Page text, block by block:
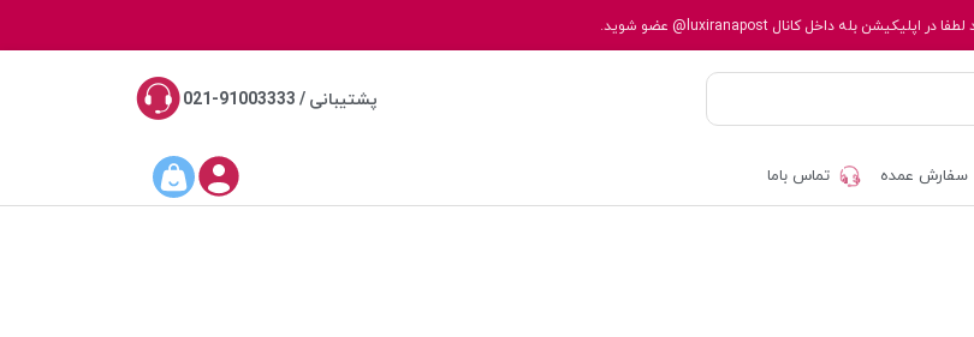
در اپلیکیشن بله داخل کانال@luxiranapost عضو شوید.
پشتیبانی / 91003333-021
سفارش عمده تماس باما